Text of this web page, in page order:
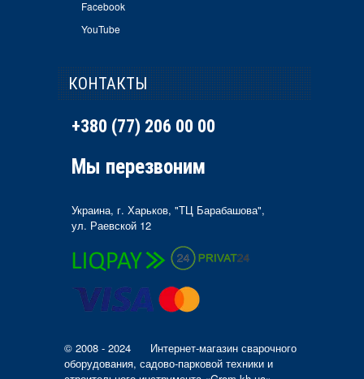
Facebook
YouTube
КОНТАКТЫ
+380 (77) 206 00 00
Мы перезвоним
Украина, г. Харьков, "ТЦ Барабашова",
ул. Раевской 12
© 2008 - 2024
Интернет-магазин сварочного
оборудования, садово-парковой техники и